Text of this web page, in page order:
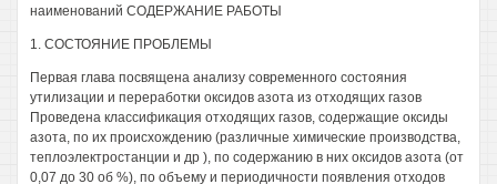
наименований СОДЕРЖАНИЕ РАБОТЫ
1. СОСТОЯНИЕ ПРОБЛЕМЫ
Первая глава посвящена анализу современного состояния
утилизации и переработки оксидов азота из отходящих газов
Проведена классификация отходящих газов, содержащие оксиды
азота, по их происхождению (различные химические производства,
теплоэлектростанции и др ), по содержанию в них оксидов азота (от
0,07 до 30 об %), по объему и периодичности появления отходов